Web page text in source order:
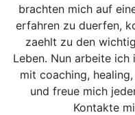
brachten mich auf
erfahren zu duerfen,
zaehlt zu den
Leben. Nun arbeite ich
mit coaching,
und freue mich
Kontakte